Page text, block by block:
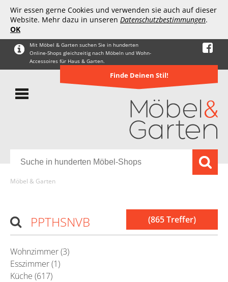
Wir essen gerne Cookies und verwenden sie auch auf dieser
Website. Mehr dazu in unseren Datenschutzbestimmungen.
OK
Mit Möbel & Garten suchen Sie in hunderten
Online-Shops gleichzeitig nach Möbeln und Wohn-
Accessoires für Haus & Garten.
Finde Deinen Stil!
Möbel & Garten
(865 Treffer)
PPTHSNVB
Wohnzimmer (3)
Esszimmer (1)
Küche (617)